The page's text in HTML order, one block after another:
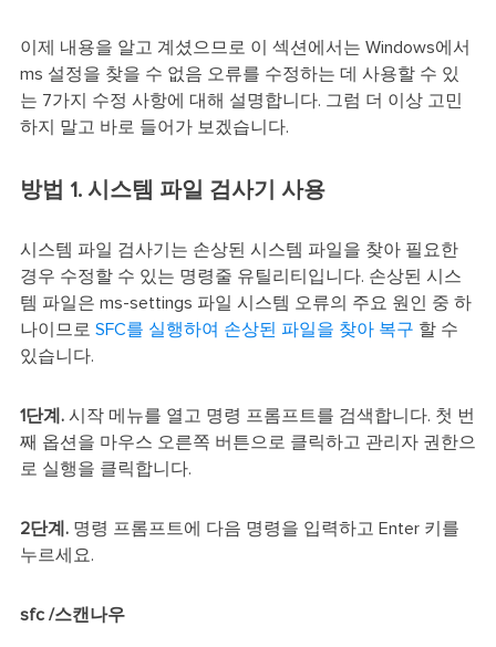
이제 내용을 알고 계셨으므로 이 섹션에서는 Windows에서
ms 설정을 찾을 수 없음 오류를 수정하는 데 사용할 수 있
는 7가지 수정 사항에 대해 설명합니다. 그럼 더 이상 고민
하지 말고 바로 들어가 보겠습니다.
방법 1. 시스템 파일 검사기 사용
시스템 파일 검사기는 손상된 시스템 파일을 찾아 필요한
경우 수정할 수 있는 명령줄 유틸리티입니다. 손상된 시스
템 파일은 ms-settings 파일 시스템 오류의 주요 원인 중 하
나이므로 SFC를 실행하여 손상된 파일을 찾아 복구 할 수
있습니다.
1단계.시작 메뉴를 열고 명령 프롬프트를 검색합니다. 첫 번
째 옵션을 마우스 오른쪽 버튼으로 클릭하고 관리자 권한으
로 실행을 클릭합니다.
2단계.명령 프롬프트에 다음 명령을 입력하고 Enter 키를
누르세요.
sfc /스캔나우